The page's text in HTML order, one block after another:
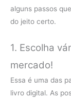
alguns passos
do jeito certo.
1. Escolha
mercado!
Essa é uma das
livro digital. As